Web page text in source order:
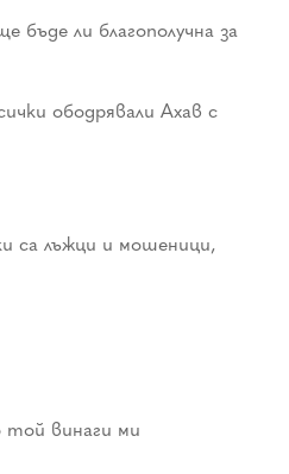
ли благополучна за
ободрявали Ахав с
са лъжци и мошеници,
винаги ми